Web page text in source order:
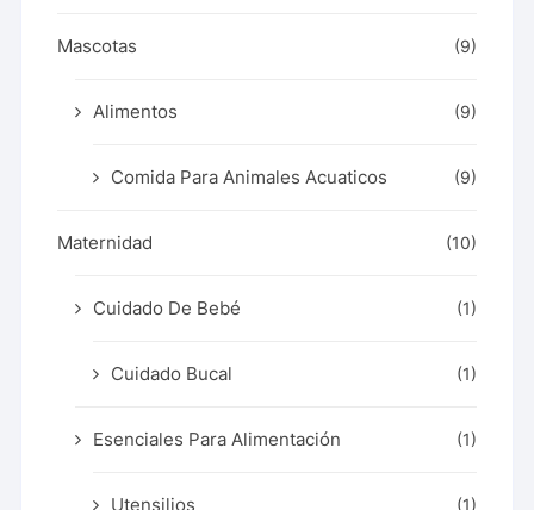
Mascotas (9)
Alimentos (9)
Comida Para Animales Acuaticos (9)
Maternidad (10)
Cuidado De Bebé (1)
Cuidado Bucal (1)
Esenciales Para Alimentación (1)
Utensilios (1)